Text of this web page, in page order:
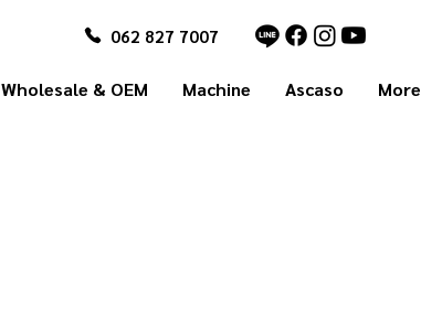
062 827 7007
Wholesale & OEM Machine Ascaso More